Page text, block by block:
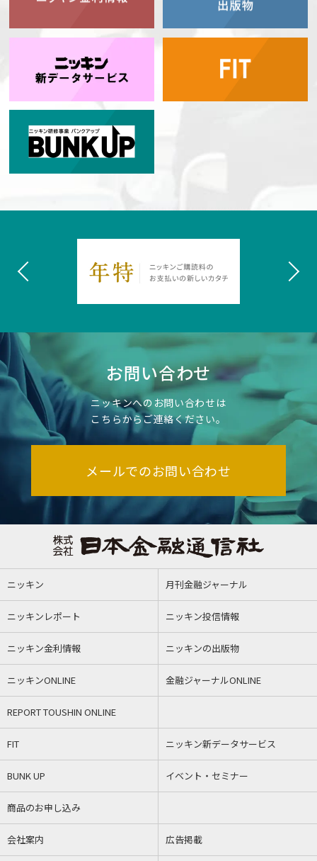
お問い合わせ
ニッキンへのお問い合わせは
こちらからご連絡ください。
メールでのお問い合わせ
ニッキン 月刊金融ジャーナル
ニッキンレポート ニッキン投信情報
ニッキン金利情報 ニッキンの出版物
ニッキンONLINE 金融ジャーナルONLINE
REPORT TOUSHIN ONLINE
FIT ニッキン新データサービス
BUNK UP イベント・セミナー
商品のお申し込み
会社案内 広告掲載